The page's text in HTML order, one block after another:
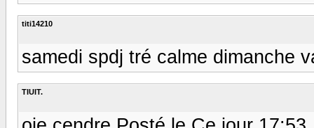
titi14210
samedi spdj tré calme dimanche
TIUIT.